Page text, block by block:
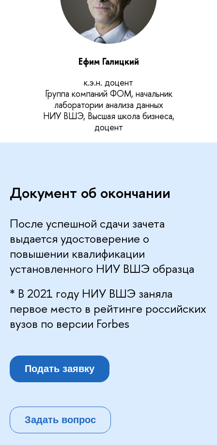
Ефим Галицкий
к.э.н. доцент
Группа компаний ФОМ, начальник
лаборатории анализа данных
НИУ ВШЭ, Высшая школа бизнеса,
доцент
Документ об окончании
После успешной сдачи зачета
выдается удостоверение о
повышении квалификации
установленного НИУ ВШЭ образца
* В 2021 году НИУ ВШЭ заняла
первое место в рейтинге российских
вузов по версии Forbes
Подать заявку
Задать вопрос